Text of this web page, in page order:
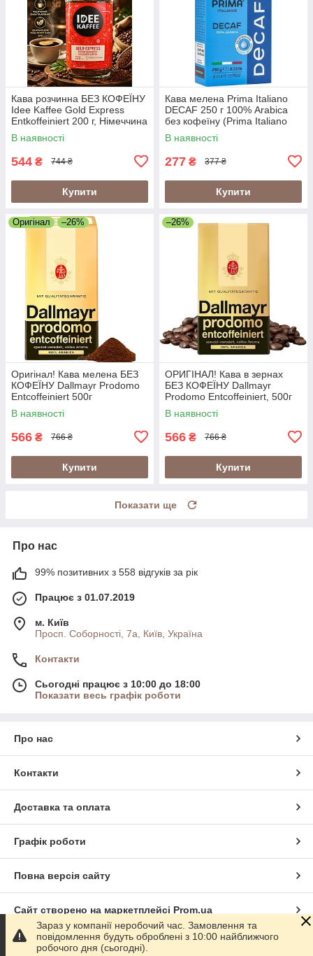
Кава розчинна БЕЗ КОФЕЇНУ
Idee Kaffee Gold Express
Entkoffeiniert 200 г, Німеччина
(IDEE DECAF, Idee
Entkoffeiniert)
В наявності
544 ₴ 744 ₴
Купити
Кава мелена Prima Italiano
DECAF 250 г 100% Arabica
без кофеїну (Prima Italiano
Decafeine)
В наявності
277 ₴ 377 ₴
Купити
Оригінал –26%
Оригінал! Кава мелена БЕЗ
КОФЕЇНУ Dallmayr Prodomo
Entcoffeiniert 500г
В наявності
566 ₴ 766 ₴
Купити
–26%
ОРИГІНАЛ! Кава в зернах
БЕЗ КОФЕЇНУ Dallmayr
Prodomo Entcoffeiniert, 500г
В наявності
566 ₴ 766 ₴
Купити
Показати ще
Про нас
99% позитивних з 558 відгуків за рік
Працює з 01.07.2019
м. Київ
Просп. Соборності, 7а, Київ, Україна
Контакти
Сьогодні працює з 10:00 до 18:00
Показати весь графік роботи
Про нас
Контакти
Доставка та оплата
Графік роботи
Повна версія сайту
Сайт створено на маркетплейсі Prom.ua
Політика конфіденційності
Зараз у компанії неробочий час. Замовлення та
повідомлення будуть оброблені з 10:00 найближчого
робочого дня (сьогодні).